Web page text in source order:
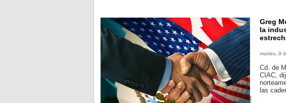
Greg
la
martes, 9
Cd. de
CIAC,
las